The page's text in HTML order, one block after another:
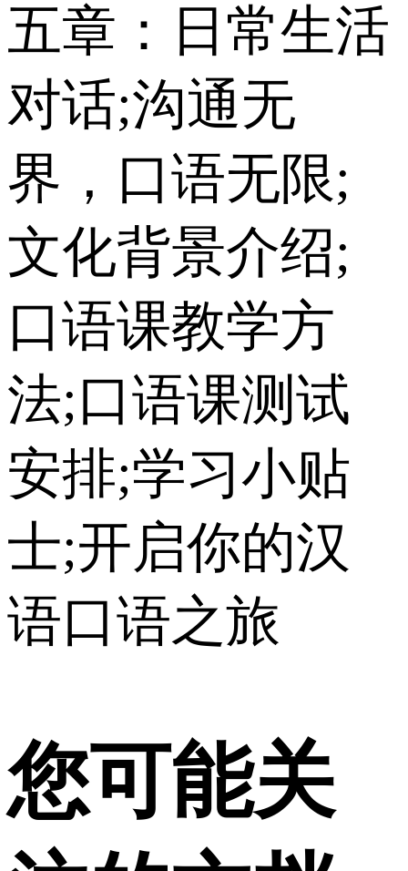
五章：日常生活
对话;沟通无
界，口语无限;
文化背景介绍;
口语课教学方
法;口语课测试
安排;学习小贴
士;开启你的汉
语口语之旅
您可能关